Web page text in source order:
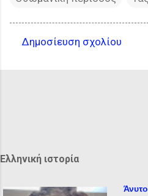
Δημοσίευση σχολίου
Ελληνική ιστορία